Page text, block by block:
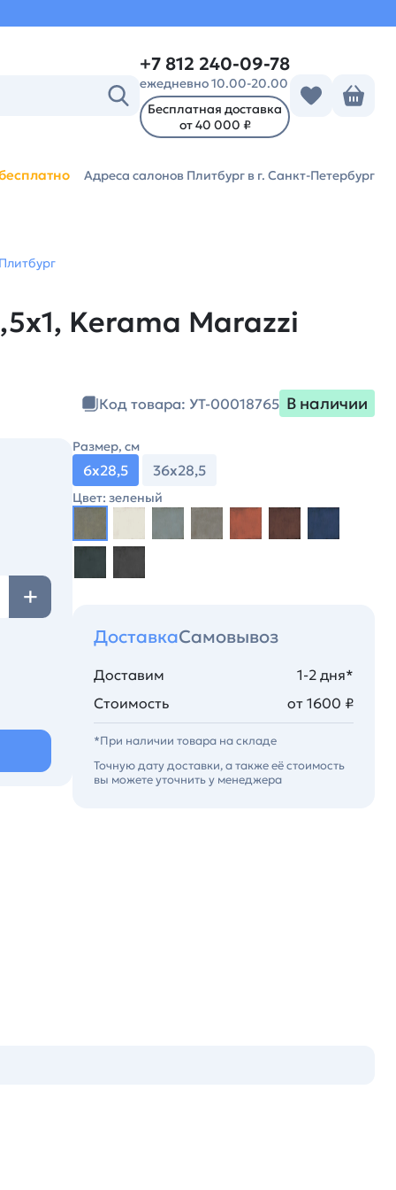
+7 812 240-09-78
ежедневно 10.00-20.00
Бесплатная доставка
от 40 000 ₽
Адреса салонов Плитбург в г. Санкт-Петербург
Kerama Marazzi
Код товара: УТ-00018765 В наличии
Размер, см
6х28,5 36х28,5
Цвет: зеленый
ДоставкаСамовывоз
Доставим
1-2 дня*
Стоимость
от 1600 ₽
*При наличии товара на складе
Точную дату доставки, а также её стоимость
вы можете уточнить у менеджера